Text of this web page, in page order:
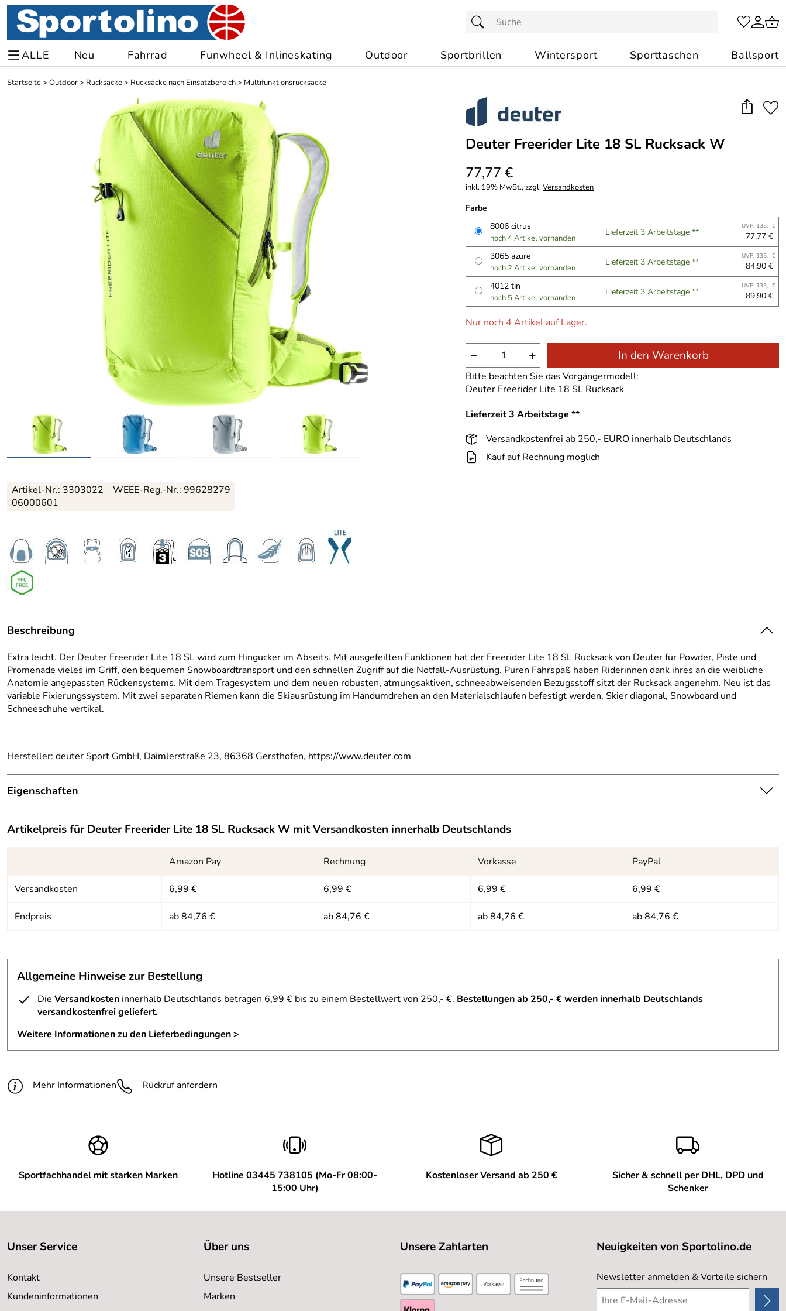
ALLE Neu Fahrrad Funwheel & Inlineskating Outdoor Sportbrillen Wintersport Sporttaschen Ballsport
Startseite> Outdoor> Rucksäcke> Rucksäcke nach Einsatzbereich> Multifunktionsrucksäcke
Deuter Freerider Lite 18 SL Rucksack W
77,77 €
inkl. 19% MwSt., zzgl.Versandkosten
Farbe
8006 citrus
noch 4 Artikel vorhanden
Lieferzeit 3 Arbeitstage ** UVP: 135,- €
77,77 €
3065 azure
noch 2 Artikel vorhanden
Lieferzeit 3 Arbeitstage ** UVP: 135,- €
84,90 €
4012 tin
noch 5 Artikel vorhanden
Lieferzeit 3 Arbeitstage ** UVP: 135,- €
89,90 €
Nur noch 4 Artikel auf Lager.
− + In den Warenkorb
Bitte beachten Sie das Vorgängermodell:
Deuter Freerider Lite 18 SL Rucksack
Lieferzeit 3 Arbeitstage **
Versandkostenfrei ab 250,- EURO innerhalb Deutschlands
Kauf auf Rechnung möglich
Artikel-Nr.: 3303022
06000601
WEEE-Reg.-Nr.: 99628279
Beschreibung
Extra leicht. Der Deuter Freerider Lite 18 SL wird zum Hingucker im Abseits. Mit ausgefeilten Funktionen hat der Freerider Lite 18 SL Rucksack von Deuter für Powder, Piste und
Promenade vieles im Griff, den bequemen Snowboardtransport und den schnellen Zugriff auf die Notfall-Ausrüstung. Puren Fahrspaß haben Riderinnen dank ihres an die weibliche
Anatomie angepassten Rückensystems. Mit dem Tragesystem und dem neuen robusten, atmungsaktiven, schneeabweisenden Bezugsstoff sitzt der Rucksack angenehm. Neu ist das
variable Fixierungssystem. Mit zwei separaten Riemen kann die Skiausrüstung im Handumdrehen an den Materialschlaufen befestigt werden, Skier diagonal, Snowboard und
Schneeschuhe vertikal.
Hersteller: deuter Sport GmbH, Daimlerstraße 23, 86368 Gersthofen, https://www.deuter.com
Eigenschaften
Gewicht:
ca. 820 g
ca. 50 / 29 / 17 (H x B x T) cm
Material:
100D Polyamid Ripstop
Regenhülle:
keine
Vorbereitung für ein Trinksystem:
ja
Artikelpreis fürDeuter Freerider Lite 18 SL Rucksack W mit Versandkosten innerhalb Deutschlands
Amazon Pay Rechnung Vorkasse PayPal
Versandkosten 6,99 € 6,99 € 6,99 € 6,99 €
Endpreis ab 84,76 € ab 84,76 € ab 84,76 € ab 84,76 €
Allgemeine Hinweise zur Bestellung
Die Versandkosten innerhalb Deutschlands betragen 6,99 € bis zu einem Bestellwert von 250,- €. Bestellungen ab 250,- € werden innerhalb Deutschlands
versandkostenfrei geliefert.
Weitere Informationen zu den Lieferbedingungen >
Mehr Informationen Rückruf anfordern
Sportfachhandel mit starken Marken
Hotline 03445 738105 (Mo-Fr 08:00-
15:00 Uhr)
Kostenloser Versand ab 250 €
Sicher & schnell per DHL, DPD und
Schenker
Unser Service
Kontakt
Kundeninformationen
Über uns
Unsere Bestseller
Marken
Unsere Zahlarten Neuigkeiten von Sportolino.de
Newsletter anmelden & Vorteile sichern